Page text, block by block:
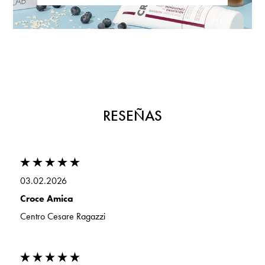
RESEÑAS
03.02.2026
Croce Amica
Centro Cesare Ragazzi